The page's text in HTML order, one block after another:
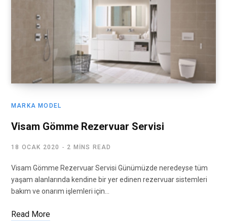
MARKA MODEL
Visam Gömme Rezervuar Servisi
18 OCAK 2020 2 MINS READ
Visam Gömme Rezervuar Servisi Günümüzde neredeyse tüm
yaşam alanlarında kendine bir yer edinen rezervuar sistemleri
bakım ve onarım işlemleri için…
Read More